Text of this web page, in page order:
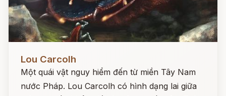
Lou Carcolh
Một quái vật nguy hiểm đến từ miền Tây Nam
nước Pháp. Lou Carcolh có hình dạng lai giữa